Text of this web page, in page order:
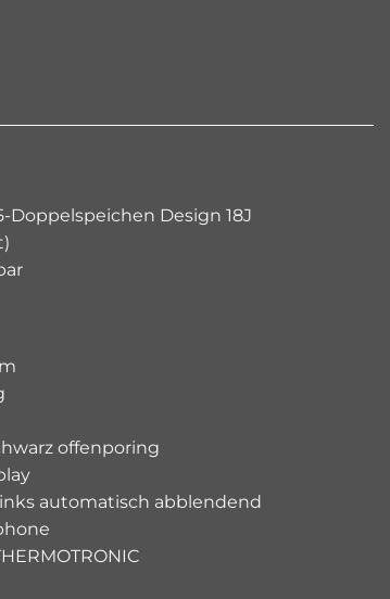
Doppelspeichen Design 18J
offenporing
automatisch abblendend